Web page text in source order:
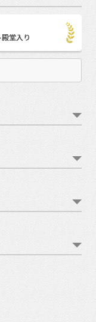
堂入り